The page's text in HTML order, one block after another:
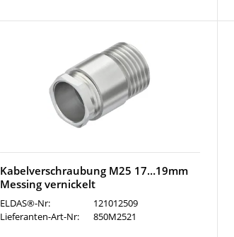
Kabelverschraubung M25 17…19mm
Messing vernickelt
ELDAS®-Nr:
121012509
Lieferanten-Art-Nr:
850M2521